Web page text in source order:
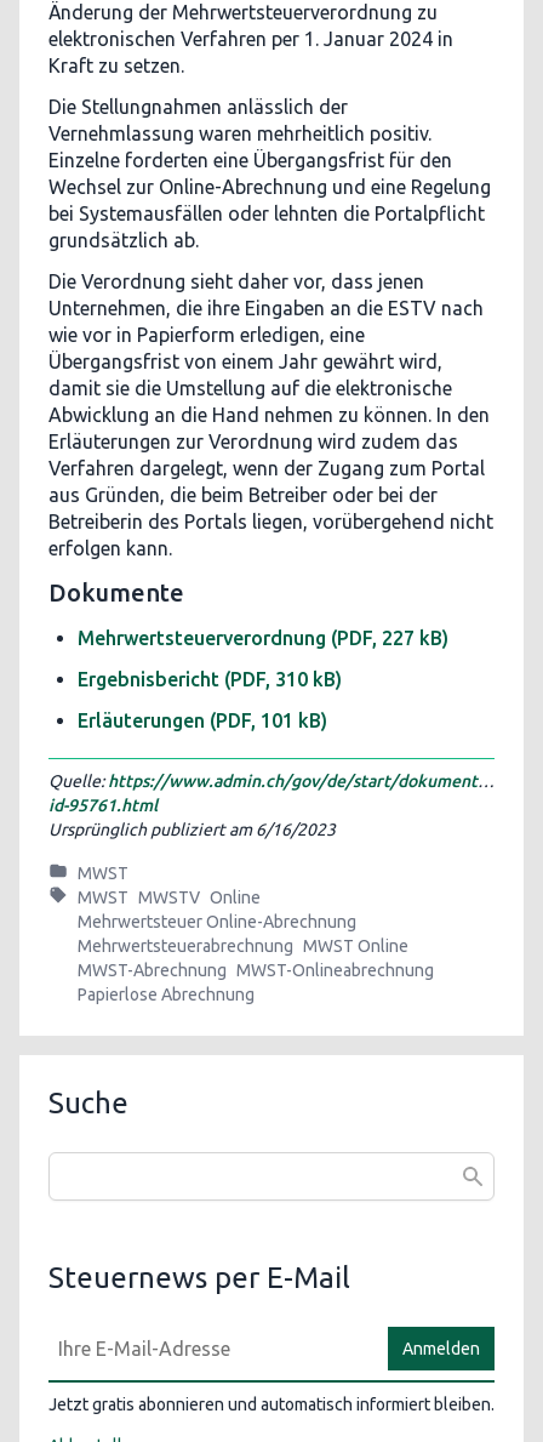
Änderung der Mehrwertsteuerverordnung zu
elektronischen Verfahren per 1. Januar 2024 in
Kraft zu setzen.
Die Stellungnahmen anlässlich der
Vernehmlassung waren mehrheitlich positiv.
Einzelne forderten eine Übergangsfrist für den
Wechsel zur Online-Abrechnung und eine Regelung
bei Systemausfällen oder lehnten die Portalpflicht
grundsätzlich ab.
Die Verordnung sieht daher vor, dass jenen
Unternehmen, die ihre Eingaben an die ESTV nach
wie vor in Papierform erledigen, eine
Übergangsfrist von einem Jahr gewährt wird,
damit sie die Umstellung auf die elektronische
Abwicklung an die Hand nehmen zu können. In den
Erläuterungen zur Verordnung wird zudem das
Verfahren dargelegt, wenn der Zugang zum Portal
aus Gründen, die beim Betreiber oder bei der
Betreiberin des Portals liegen, vorübergehend nicht
erfolgen kann.
Dokumente
Mehrwertsteuerverordnung (PDF, 227 kB)
Ergebnisbericht (PDF, 310 kB)
Erläuterungen (PDF, 101 kB)
Quelle:https://www.admin.ch/gov/de/start/dokumentation/
id-95761.html
Ursprünglich publiziert am6/16/2023
MWST
MWST MWSTV Online
Mehrwertsteuer Online-Abrechnung
Mehrwertsteuerabrechnung MWST Online
MWST-Abrechnung MWST-Onlineabrechnung
Papierlose Abrechnung
Suche
Steuernews per E-Mail
Anmelden
Jetzt gratis abonnieren und automatisch informiert bleiben.